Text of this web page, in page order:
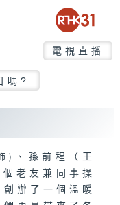
電視直播
嗎?
)、孫前程（王
老友兼同事操
辦了一個溫暖